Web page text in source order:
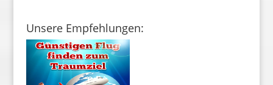
Unsere Empfehlungen: